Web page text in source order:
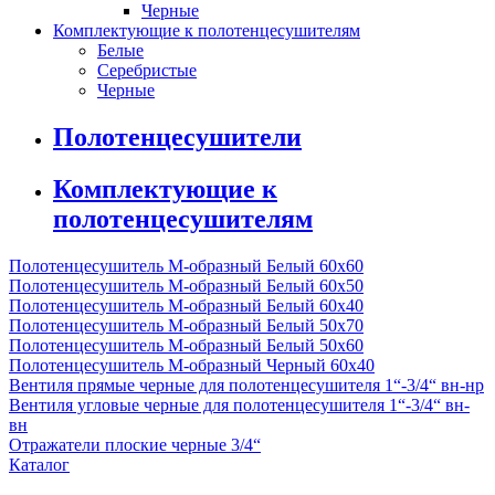
Черные
Комплектующие к полотенцесушителям
Белые
Серебристые
Черные
Полотенцесушители
Комплектующие к
полотенцесушителям
Полотенцесушитель М-образный Белый 60x60
Полотенцесушитель М-образный Белый 60x50
Полотенцесушитель М-образный Белый 60х40
Полотенцесушитель М-образный Белый 50х70
Полотенцесушитель М-образный Белый 50х60
Полотенцесушитель М-образный Черный 60х40
Вентиля прямые черные для полотенцесушителя 1“-3/4“ вн-нр
Вентиля угловые черные для полотенцесушителя 1“-3/4“ вн-
вн
Отражатели плоские черные 3/4“
Каталог